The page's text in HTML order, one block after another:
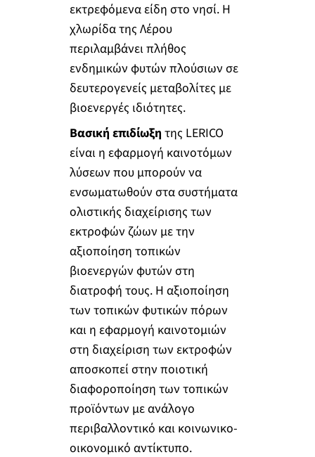
εκτρεφόμενα είδη στο νησί. Η
χλωρίδα της Λέρου
περιλαμβάνει πλήθος
ενδημικών φυτών πλούσιων σε
δευτερογενείς μεταβολίτες με
βιοενεργές ιδιότητες.
Βασική επιδίωξη της LERICO
είναι η εφαρμογή καινοτόμων
λύσεων που μπορούν να
ενσωματωθούν στα συστήματα
ολιστικής διαχείρισης των
εκτροφών ζώων με την
αξιοποίηση τοπικών
βιοενεργών φυτών στη
διατροφή τους. H αξιοποίηση
των τοπικών φυτικών πόρων
και η εφαρμογή καινοτομιών
στη διαχείριση των εκτροφών
αποσκοπεί στην ποιοτική
διαφοροποίηση των τοπικών
προϊόντων με ανάλογο
περιβαλλοντικό και κοινωνικο-
οικονομικό αντίκτυπο.